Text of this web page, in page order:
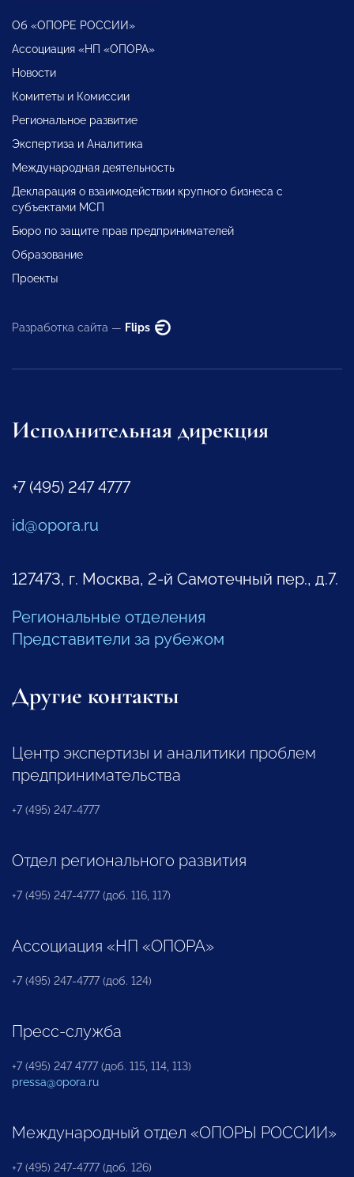
Об «ОПОРЕ РОССИИ»
Ассоциация «НП «ОПОРА»
Новости
Комитеты и Комиссии
Региональное развитие
Экспертиза и Аналитика
Международная деятельность
Декларация о взаимодействии крупного бизнеса с
субъектами МСП
Бюро по защите прав предпринимателей
Образование
Проекты
Разработка сайта — Flips
Исполнительная дирекция
+7 (495) 247 4777
id@opora.ru
127473, г. Москва, 2-й Самотечный пер., д.7.
Региональные отделения
Представители за рубежом
Другие контакты
Центр экспертизы и аналитики проблем
предпринимательства
+7 (495) 247-4777
Отдел регионального развития
+7 (495) 247-4777 (доб. 116, 117)
Ассоциация «НП «ОПОРА»
+7 (495) 247-4777 (доб. 124)
Пресс-служба
+7 (495) 247 4777 (доб. 115, 114, 113)
pressa@opora.ru
Международный отдел «ОПОРЫ РОССИИ»
+7 (495) 247-4777 (доб. 126)